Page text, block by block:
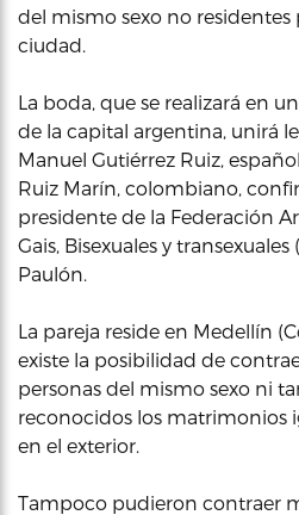
del mismo sexo no residentes
ciudad.
La boda, que se realizará en
de la capital argentina, unirá
Manuel Gutiérrez Ruiz,
Ruiz Marín, colombiano,
presidente de la Federación
Gais, Bisexuales y transexuales
Paulón.
La pareja reside en Medellín
existe la posibilidad de
personas del mismo sexo ni
reconocidos los matrimonios
en el exterior.
Tampoco pudieron contraer